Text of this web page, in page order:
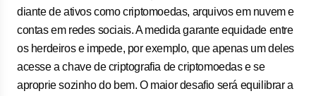
diante de ativos como criptomoedas, arquivos em nuvem e
contas em redes sociais. A medida garante equidade entre
os herdeiros e impede, por exemplo, que apenas um deles
acesse a chave de criptografia de criptomoedas e se
aproprie sozinho do bem. O maior desafio será equilibrar a